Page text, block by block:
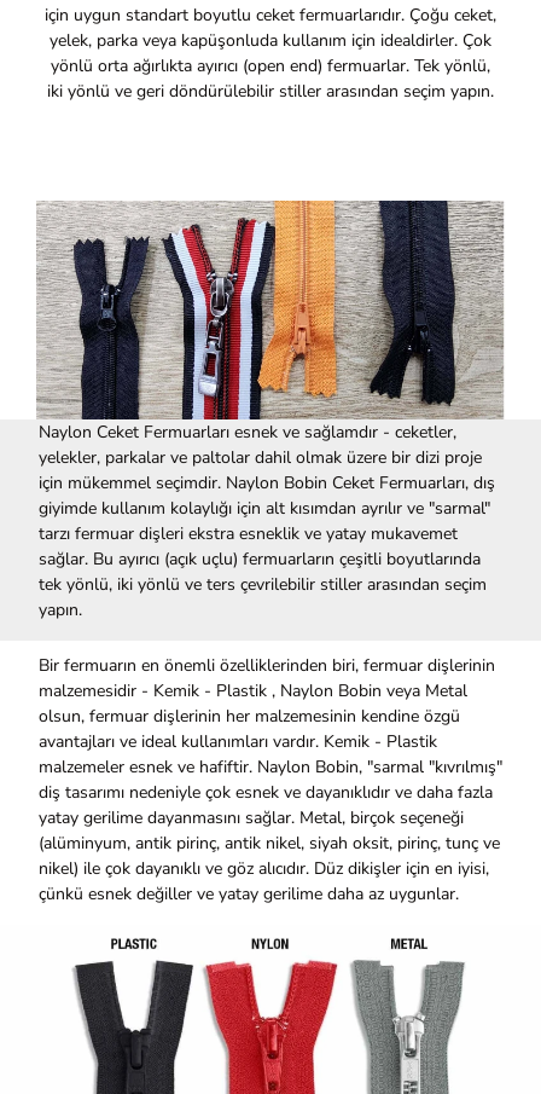
için uygun standart boyutlu ceket fermuarlarıdır. Çoğu ceket,
yelek, parka veya kapüşonluda kullanım için idealdirler. Çok
yönlü orta ağırlıkta ayırıcı (open end) fermuarlar. Tek yönlü,
iki yönlü ve geri döndürülebilir stiller arasından seçim yapın.
Naylon Ceket Fermuarları esnek ve sağlamdır - ceketler,
yelekler, parkalar ve paltolar dahil olmak üzere bir dizi proje
için mükemmel seçimdir. Naylon Bobin Ceket Fermuarları, dış
giyimde kullanım kolaylığı için alt kısımdan ayrılır ve "sarmal"
tarzı fermuar dişleri ekstra esneklik ve yatay mukavemet
sağlar. Bu ayırıcı (açık uçlu) fermuarların çeşitli boyutlarında
tek yönlü, iki yönlü ve ters çevrilebilir stiller arasından seçim
yapın.
Bir fermuarın en önemli özelliklerinden biri, fermuar dişlerinin
malzemesidir - Kemik - Plastik , Naylon Bobin veya Metal
olsun, fermuar dişlerinin her malzemesinin kendine özgü
avantajları ve ideal kullanımları vardır. Kemik - Plastik
malzemeler esnek ve hafiftir. Naylon Bobin, "sarmal "kıvrılmış"
diş tasarımı nedeniyle çok esnek ve dayanıklıdır ve daha fazla
yatay gerilime dayanmasını sağlar. Metal, birçok seçeneği
(alüminyum, antik pirinç, antik nikel, siyah oksit, pirinç, tunç ve
nikel) ile çok dayanıklı ve göz alıcıdır. Düz dikişler için en iyisi,
çünkü esnek değiller ve yatay gerilime daha az uygunlar.